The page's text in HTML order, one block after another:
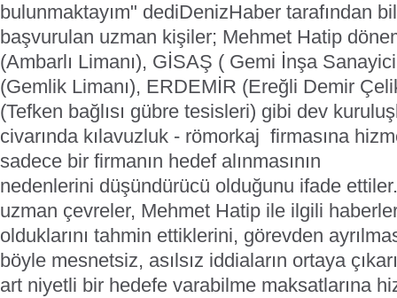
bulunmaktayım" dediDenizHaber tarafından
başvurulan uzman kişiler; Mehmet Hatip
(Ambarlı Limanı), GİSAŞ ( Gemi İnşa
(Gemlik Limanı), ERDEMİR (Ereğli Demir
(Tefken bağlısı gübre tesisleri) gibi dev
civarında kılavuzluk - römorkaj firmasına
sadece bir firmanın hedef alınmasının
nedenlerini düşündürücü olduğunu ifade ettiler.
uzman çevreler, Mehmet Hatip ile ilgili
olduklarını tahmin ettiklerini, görevden
böyle mesnetsiz, asılsız iddiaların ortaya
art niyetli bir hedefe varabilme maksatlarına